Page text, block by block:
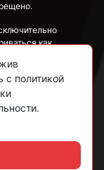
как
с политикой